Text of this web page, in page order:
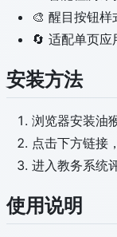
🎨 醒目按钮
🔄 适配单页
安装方法
浏览器安装油
点击下方链接
进入教务系统
使用说明